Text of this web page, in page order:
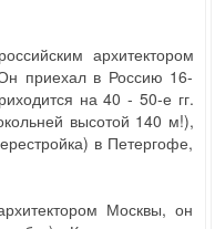
архитектором
приехал в Россию 16-
на 40 - 50-е гг.
высотой 140 м!),
в Петергофе,
Москвы, он